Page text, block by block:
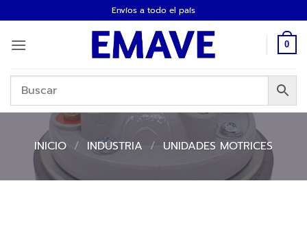
al
contenido
Envíos a todo el país
0
INICIO / INDUSTRIA / UNIDADES MOTRICES